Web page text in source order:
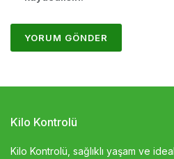
Kilo Kontrolü
Kilo Kontrolü, sağlıklı yaşam ve